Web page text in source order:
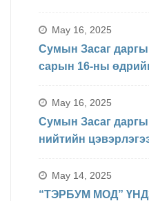
May 16, 2025
Сумын Засаг
сарын 16-ны
явагдахаар болсон.
May 16, 2025
Сумын Засаг
нийтийн
May 14, 2025
“ТЭРБУМ МОД”